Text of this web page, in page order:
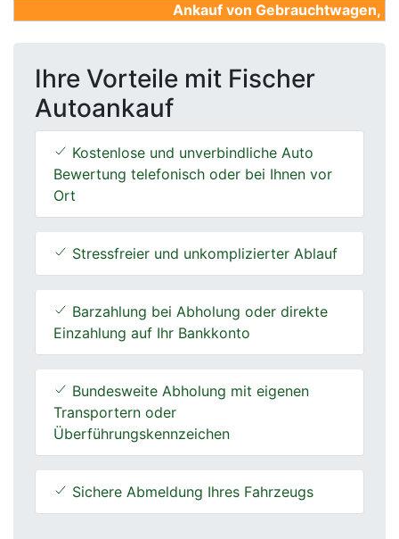
Ankauf von Gebrauchtwagen,
Ihre Vorteile mit Fischer
Autoankauf
Kostenlose und unverbindliche Auto
Bewertung telefonisch oder bei Ihnen vor
Ort
Stressfreier und unkomplizierter Ablauf
Barzahlung bei Abholung oder direkte
Einzahlung auf Ihr Bankkonto
Bundesweite Abholung mit eigenen
Transportern oder
Überführungskennzeichen
Sichere Abmeldung Ihres Fahrzeugs